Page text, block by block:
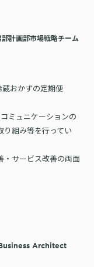
計画部市場戦略チーム
おかずの定期便
ミュニケーションの
り組み等を行ってい
・サービス改善の両面
Architect